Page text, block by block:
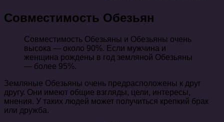
Совместимость Обезьян
Совместимость Обезьяны и Обезьяны очень
высока — около 90%. Если мужчина и
женщина рождены в год земляной Обезьяны
— более 95%.
Земляные Обезьяны очень предрасположены к друг
другу. Они имеют общие взгляды, цели, интересы,
мнения. У таких людей может получиться крепкий брак
или дружба.